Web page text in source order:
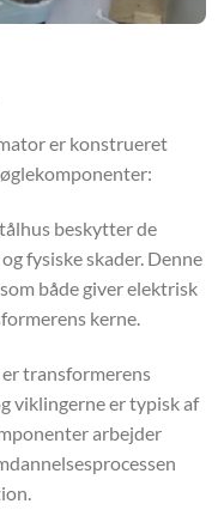
er konstrueret
beskytter de
fysiske skader. Denne
både giver elektrisk
kerne.
transformerens
viklingerne er typisk af
arbejder